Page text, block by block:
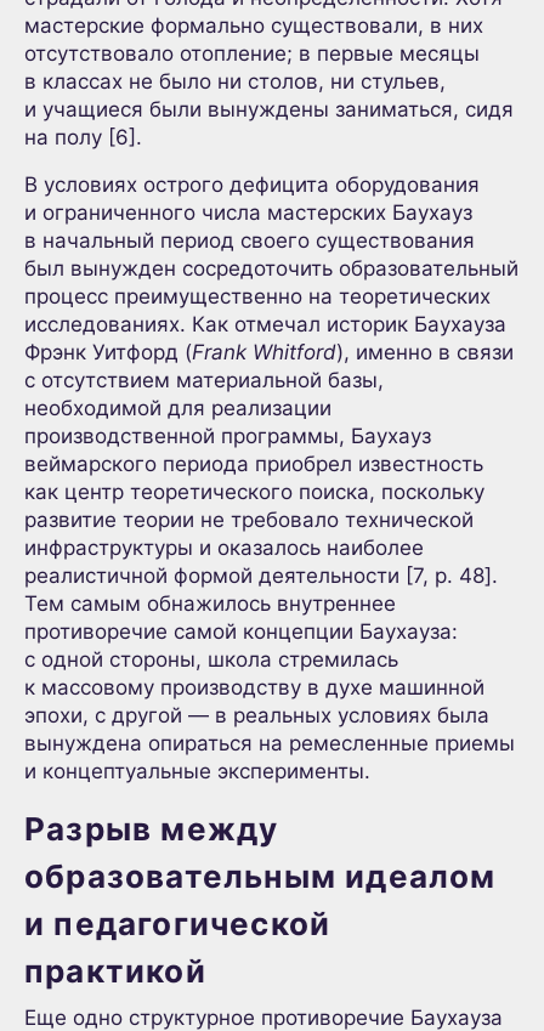
мастерские формально существовали, в них
отсутствовало отопление; в первые месяцы
в классах не было ни столов, ни стульев,
и учащиеся были вынуждены заниматься, сидя
на полу [6].
В условиях острого дефицита оборудования
и ограниченного числа мастерских Баухауз
в начальный период своего существования
был вынужден сосредоточить образовательный
процесс преимущественно на теоретических
исследованиях. Как отмечал историк Баухауза
Фрэнк Уитфорд (Frank Whitford), именно в связи
с отсутствием материальной базы,
необходимой для реализации
производственной программы, Баухауз
веймарского периода приобрел известность
как центр теоретического поиска, поскольку
развитие теории не требовало технической
инфраструктуры и оказалось наиболее
реалистичной формой деятельности [7, p. 48].
Тем самым обнажилось внутреннее
противоречие самой концепции Баухауза:
с одной стороны, школа стремилась
к массовому производству в духе машинной
эпохи, с другой — в реальных условиях была
вынуждена опираться на ремесленные приемы
и концептуальные эксперименты.
Разрыв между
образовательным идеалом
и педагогической
практикой
Еще одно структурное противоречие Баухауза